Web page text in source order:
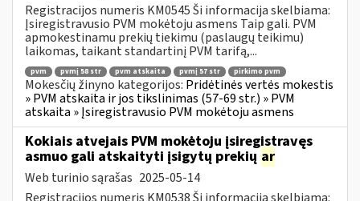
Registracijos numeris KM0545 Ši informacija skelbiama:
Įsiregistravusio PVM mokėtoju asmens Taip gali. PVM
apmokestinamu prekių tiekimu (paslaugų teikimu)
laikomas, taikant standartinį PVM tarifą,...
pvm pvmį 58 str pvm atskaita pvmį 57 str pirkimo pvm
Mokesčių žinyno kategorijos: Pridėtinės vertės mokestis
» PVM atskaita ir jos tikslinimas (57-69 str.) » PVM
atskaita » Įsiregistravusio PVM mokėtoju asmens
Kokiais atvejais PVM mokėtoju įsiregistravęs
asmuo gali atskaityti įsigytų prekių ar
Web turinio sąrašas 2025-05-14
Registracijos numeris KM0538 Ši informacija skelbiama: